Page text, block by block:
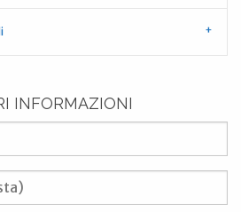
INFORMAZIONI